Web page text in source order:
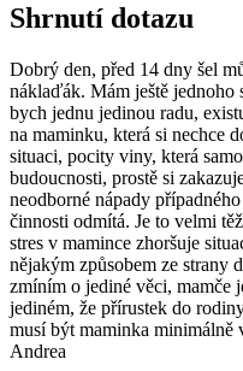
Shrnutí dotazu
Dobrý den, před 14 dny šel
náklaďák. Mám ještě jednoho
bych jednu jedinou radu,
na maminku, která si nechce
situaci, pocity viny, která
budoucnosti, prostě si
neodborné nápady
činnosti odmítá. Je to velmi
stres v mamince zhoršuje
nějakým způsobem ze strany
zmíním o jediné věci, mamče
jediném, že přírustek do
musí být maminka minimálně
Andrea